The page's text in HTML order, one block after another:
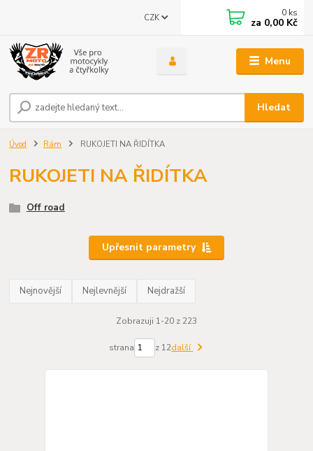
Menu
CZK
Hledat
0 ks
za 0,00 Kč
Úvod Rám RUKOJETI NA ŘIDÍTKA
RUKOJETI NA ŘIDÍTKA
Off road
Upřesnit parametry
Nejnovější Nejlevnější Nejdražší
Zobrazuji 1-20 z 223
strana z 12další